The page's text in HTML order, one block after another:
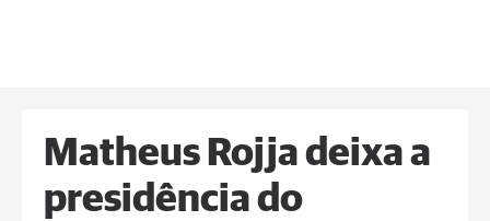
Matheus Rojja deixa a
presidência do